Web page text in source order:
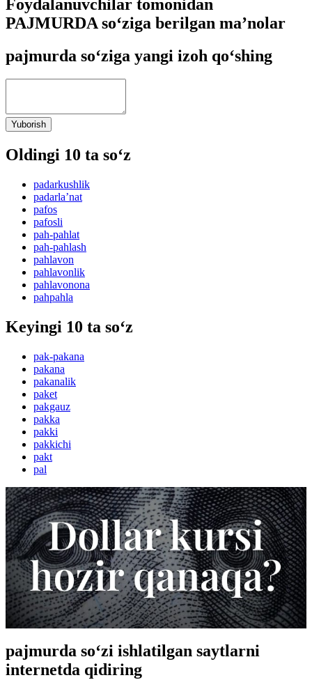
Foydalanuvchilar tomonidan
PAJMURDA so‘ziga berilgan ma’nolar
pajmurda so‘ziga yangi izoh qo‘shing
Yuborish
Oldingi 10 ta so‘z
padarkushlik
padarlaʼnat
pafos
pafosli
pah-pahlat
pah-pahlash
pahlavon
pahlavonlik
pahlavonona
pahpahla
Keyingi 10 ta so‘z
pak-pakana
pakana
pakanalik
paket
pakgauz
pakka
pakki
pakkichi
pakt
pal
pajmurda so‘zi ishlatilgan saytlarni
internetda qidiring